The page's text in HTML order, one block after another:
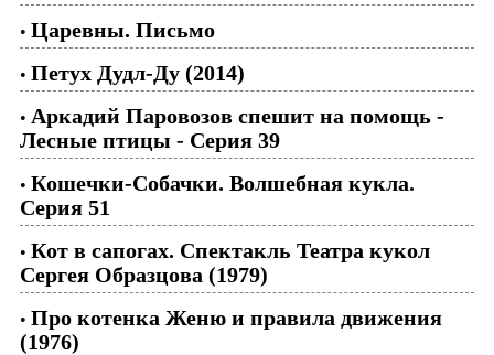
• Царевны. Письмо
• Петух Дудл-Ду (2014)
• Аркадий Паровозов спешит на помощь -
Лесные птицы - Серия 39
• Кошечки-Собачки. Волшебная кукла.
Серия 51
• Кот в сапогах. Спектакль Театра кукол
Сергея Образцова (1979)
• Про котенка Женю и правила движения
(1976)